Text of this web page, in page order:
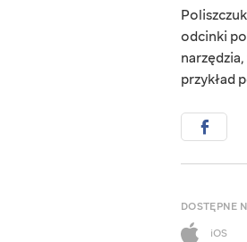
odcinki
przykład
DOSTĘPNE
iOS